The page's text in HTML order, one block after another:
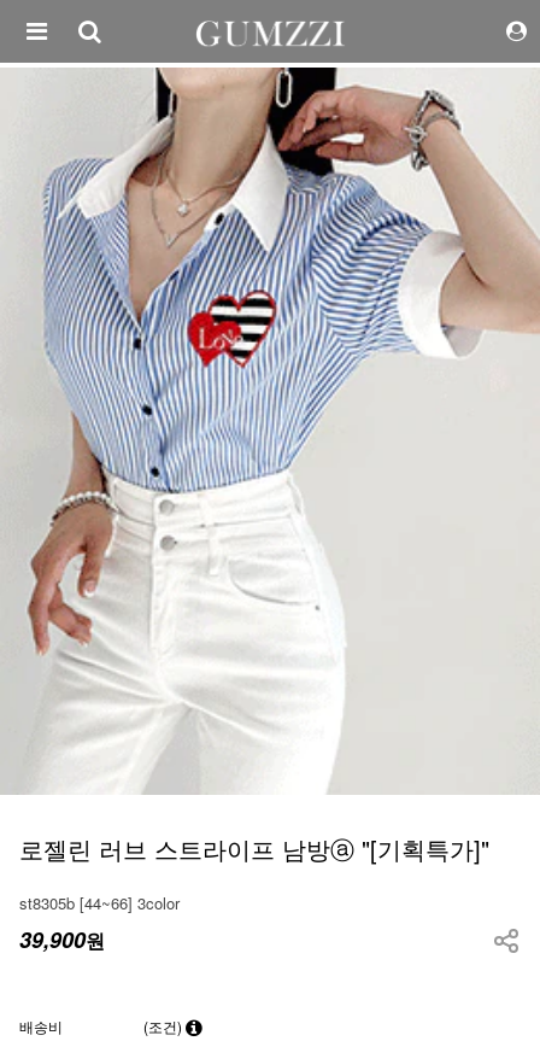
로젤린 러브 스트라이프 남방ⓐ "[기획특가]"
st8305b [44~66] 3color
39,900원
배송비 (조건)